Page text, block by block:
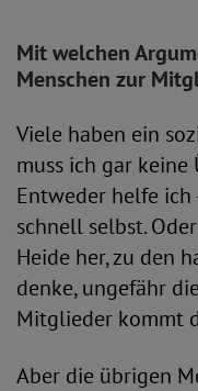
Mit welchen
Menschen zur
Viele haben ein
muss ich gar
Entweder helfe ich
schnell selbst.
Heide her, zu den
denke, ungefähr
Mitglieder kommt
Aber die übrigen